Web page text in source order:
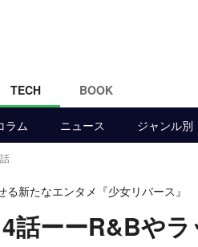
TECH BOOK
ラム ニュース ジャンル別
新たなエンタメ『少女リバース』
4話ーーR&Bや